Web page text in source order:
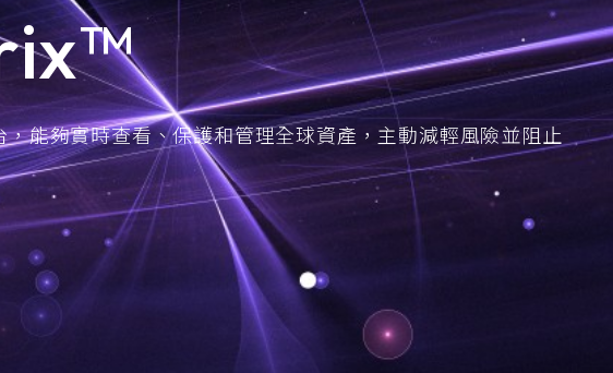
Armis Centrix™
Armis Centrix™ for Asset
Management and Security
Armis Centrix™ for OT/ IoT
Armis Centrix™ for Medical
Security
漏洞管理
Armis Centrix™ for Vulnerability
Prioritization and Remediation
威脅情資
Armis Centrix™ for
Threat Intelligence
Armis Managed Threat
能夠實時查看、保護和管理全球資產，主動減輕風險並阻止